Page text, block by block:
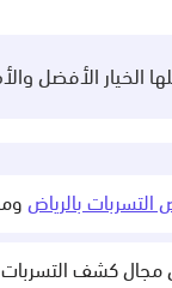
الخيار الأفضل
بالرياض
كشف التسربات